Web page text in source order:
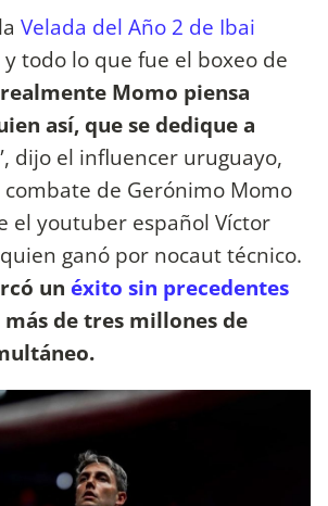
Velada del Año 2 de Ibai
y todo lo que fue el boxeo de
Momo piensa
así, que se dedique a
dijo el influencer uruguayo,
de Gerónimo Momo
el youtuber español Víctor
ganó por nocaut técnico.
un éxito sin precedentes
más de tres millones de